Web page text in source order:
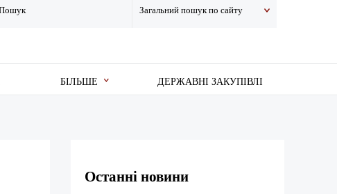
Загальний пошук по сайту
БІЛЬШЕ ДЕРЖАВНІ ЗАКУПІВЛІ
Останні новини